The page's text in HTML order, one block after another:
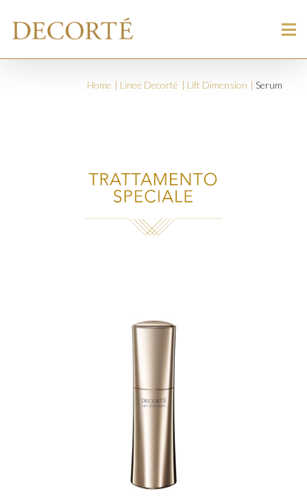
Home Linee Decorté Lift Dimension Serum